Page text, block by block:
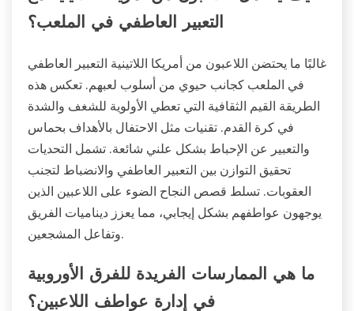
التعبير العاطفي في الملعب؟
غالبًا ما يحتضن اللاعبون من أمريكا اللاتينية التعبير العاطفي
في الملعب كجانب حيوي من أسلوب لعبهم. تعكس هذه
الطريقة القيم الثقافية التي تعطي الأولوية للشغف والشدة
في كرة القدم. تقنيات مثل الاحتفال بالأهداف بحماس
والتعبير عن الإحباط بشكل علني شائعة. تشمل التحديات
تحقيق التوازن بين التعبير العاطفي والانضباط لتجنب
العقوبات. تسلط قصص النجاح الضوء على اللاعبين الذين
يوجهون عواطفهم بشكل إيجابي، مما يعزز ديناميات الفريق
وتفاعل المشجعين.
ما هي الممارسات الفريدة للفرق الأوروبية
في إدارة عواطف اللاعبين؟